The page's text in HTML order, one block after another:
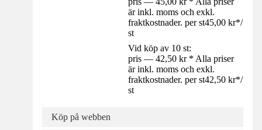
är inkl. moms och exkl.
fraktkostnader. per st45,00 kr*/
st
Vid köp av 10 st:
pris — 42,50 kr * Alla priser
är inkl. moms och exkl.
fraktkostnader. per st42,50 kr*/
st
Köp på webben